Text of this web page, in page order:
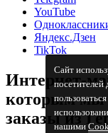
Сайт
нашими
YouTube
Яндекс.Дзен
TikTok
Интернет-
которым мы
заказы из